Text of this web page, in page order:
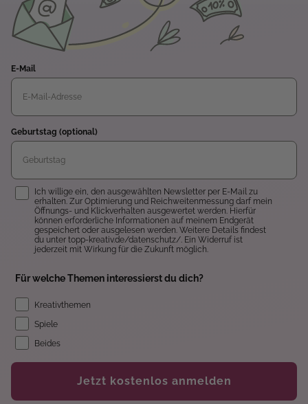
E-Mail
Geburtstag (optional)
Einwilligung
Ich willige ein, den ausgewählten Newsletter per E-Mail zu
erhalten. Zur Optimierung und Reichweitenmessung darf mein
Öffnungs- und Klickverhalten ausgewertet werden. Hierfür
können erforderliche Informationen auf meinem Endgerät
gespeichert oder ausgelesen werden. Weitere Details findest
du unter topp-kreativ.de/datenschutz/. Ein Widerruf ist
jederzeit mit Wirkung für die Zukunft möglich.
Für welche Themen interessierst du dich?
Kreativthemen
Spiele
Beides
Jetzt kostenlos anmelden